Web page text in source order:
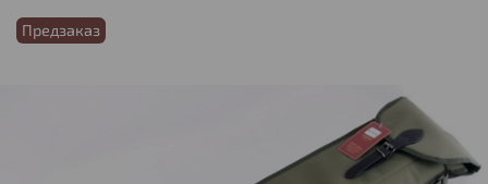
Предзаказ